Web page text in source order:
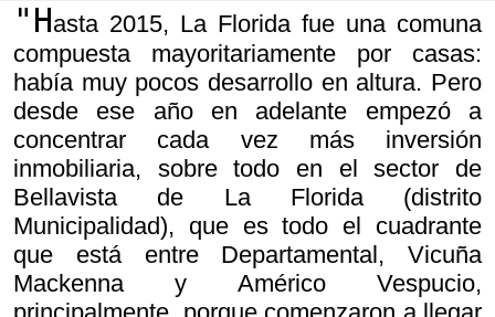
"Hasta 2015, La Florida fue una comuna
compuesta mayoritariamente por casas:
había muy pocos desarrollo en altura. Pero
desde ese año en adelante empezó a
concentrar cada vez más inversión
inmobiliaria, sobre todo en el sector de
Bellavista de La Florida (distrito
Municipalidad), que es todo el cuadrante
que está entre Departamental, Vicuña
Mackenna y Américo Vespucio,